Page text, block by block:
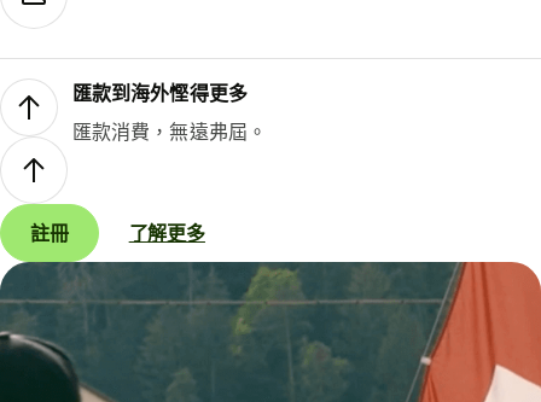
匯款到海外慳得更多
匯款消費，無遠弗屆。
註冊 了解更多